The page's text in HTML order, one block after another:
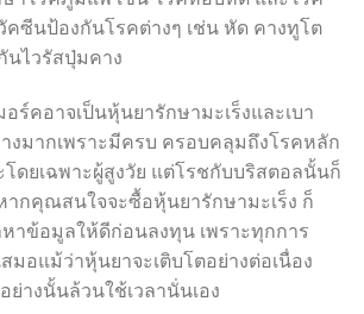
ซีนป้องกันโรคต่างๆ เช่น หัด คางทูโต
นไวรัสปุ่มคาง
ร์คอาจเป็นหุ้นยารักษามะเร็งและเบา
งมากเพราะมีครบ ครอบคลุมถึงโรคหลัก
โดยเฉพาะผู้สูงวัย แต่โรชกับบริสตอลนั้นก็
กคุณสนใจจะซื้อหุ้นยารักษามะเร็ง ก็
าข้อมูลให้ดีก่อนลงทุน เพราะทุกการ
มอแม้ว่าหุ้นยาจะเติบโตอย่างต่อเนื่อง
ย่างนั้นล้วนใช้เวลานั่นเอง